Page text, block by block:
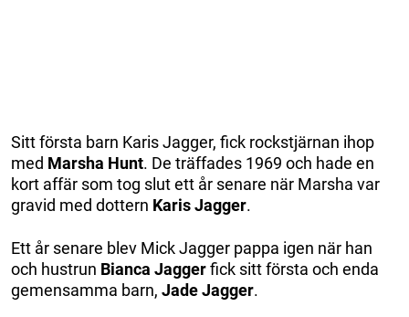
Sitt första barn Karis Jagger, fick rockstjärnan ihop
med Marsha Hunt. De träffades 1969 och hade en
kort affär som tog slut ett år senare när Marsha var
gravid med dottern Karis Jagger.
Ett år senare blev Mick Jagger pappa igen när han
och hustrun Bianca Jaggerfick sitt första och enda
gemensamma barn, Jade Jagger.